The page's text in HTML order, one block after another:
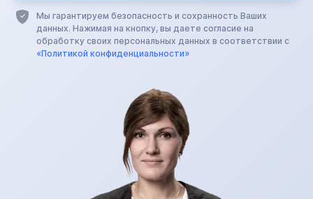
Мы гарантируем безопасность и сохранность Ваших
данных. Нажимая на кнопку, вы даете согласие на
обработку своих персональных данных в соответствии с
«Политикой конфиденциальности»